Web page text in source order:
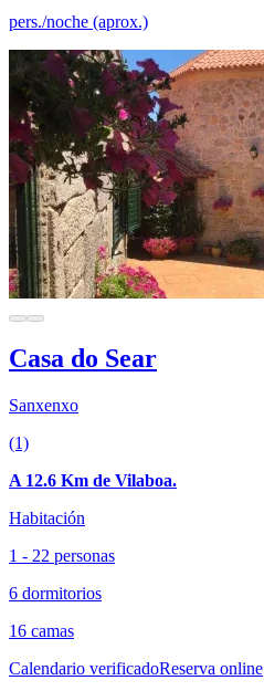
pers./noche (aprox.)
Casa do Sear
Sanxenxo
(1)
A 12.6 Km de Vilaboa.
Habitación
1 - 22 personas
6 dormitorios
16 camas
Calendario verificadoReserva online